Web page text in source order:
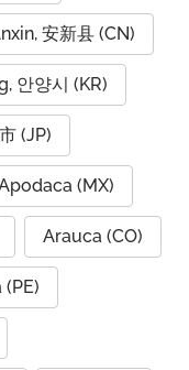
安新县 (CN)
안양시 (KR)
(JP)
(MX)
Arauca (CO)